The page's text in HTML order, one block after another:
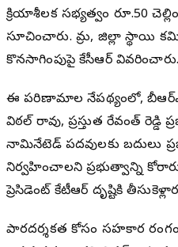
క్రియాశీలక సభ్యత్వం రూ.50
సూచించారు. గ్రామ, జిల్లా స్థాయి
కొనసాగింపుపై కేసీఆర్ వివరించారు.
ఈ పరిణామాల నేపథ్యంలో,
విఠల్ రావు, ప్రస్తుత రేవంత్
నామినేటెడ్ పదవులకు బదులుగా
నిర్వహించాలని ప్రభుత్వాన్ని
ప్రెసిడెంట్ కేటీఆర్ దృష్టికి
పారదర్శకత కోసం సహకార